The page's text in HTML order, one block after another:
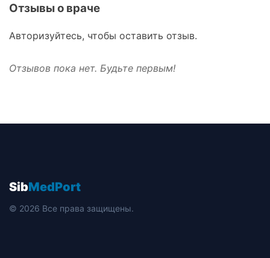
Отзывы о враче
Авторизуйтесь, чтобы оставить отзыв.
Отзывов пока нет. Будьте первым!
SibMedPort
© 2026 Все права защищены.